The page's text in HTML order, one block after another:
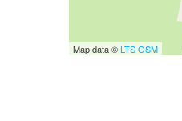
Map data ©LTS OSM